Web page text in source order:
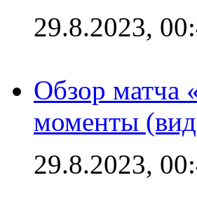
29.8.2023,
Обзор матча
моменты
29.8.2023,